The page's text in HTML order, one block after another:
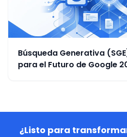
Búsqueda Generativa
para el Futuro de Google
¿Listo para